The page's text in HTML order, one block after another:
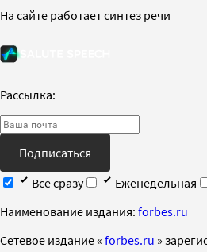
На сайте работает синтез речи
Рассылка:
Подписаться
Все сразу
Еженедельная
Наименование издания: forbes.ru
Cетевое издание « forbes.ru »